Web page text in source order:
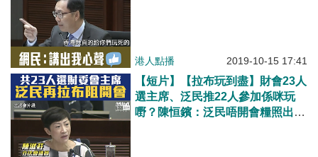
港人點播 2019-10-15 17:41
【短片】【拉布玩到盡】財會23人
選主席、泛民推22人參加係咪玩
嘢？陳恒鑌：泛民唔開會糧照出、